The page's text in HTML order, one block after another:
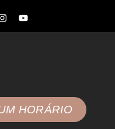
HORÁRIO